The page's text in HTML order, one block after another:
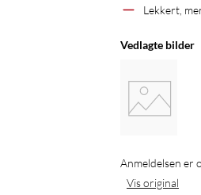
Lekkert,
Vedlagte bilder
Anmeldelsen er
Vis original